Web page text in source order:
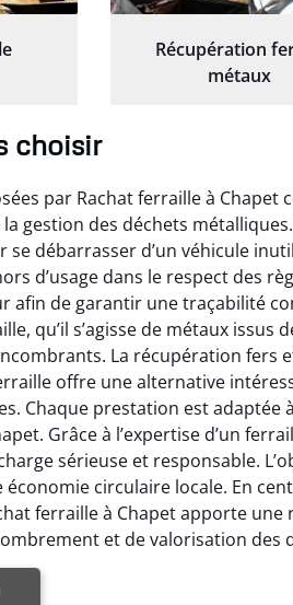
Récupération
métaux
choisir
par Rachat ferraille à Chapet
gestion des déchets
débarrasser d’un véhicule
d’usage dans le respect des
afin de garantir une traçabilité
qu’il s’agisse de métaux issus
La récupération fers
offre une alternative
Chaque prestation est adaptée
Grâce à l’expertise d’un
sérieuse et responsable.
circulaire locale. En
ferraille à Chapet apporte
et de valorisation des